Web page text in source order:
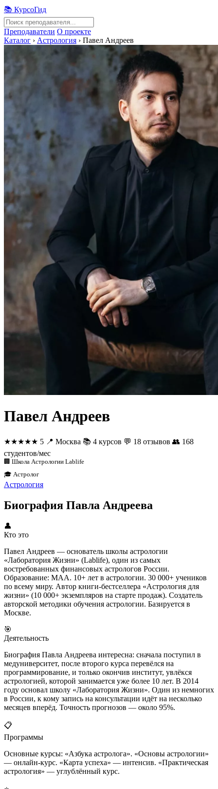
📚 КурсоГид
Преподаватели О проекте
Каталог › Астрология › Павел Андреев
Павел Андреев
★★★★★ 5 📍 Москва 📚 4 курсов 💬 18 отзывов 👥 168
студентов/мес
🏢 Школа Астрологии Lablife
🎓 Астролог
Астрология
Биография Павла Андреева
👤
Кто это
Павел Андреев — основатель школы астрологии
«Лаборатория Жизни» (Lablife), один из самых
востребованных финансовых астрологов России.
Образование: МАА. 10+ лет в астрологии. 30 000+ учеников
по всему миру. Автор книги-бестселлера «Астрология для
жизни» (10 000+ экземпляров на старте продаж). Создатель
авторской методики обучения астрологии. Базируется в
Москве.
🎯
Деятельность
Биография Павла Андреева интересна: сначала поступил в
медуниверситет, после второго курса перевёлся на
программирование, и только окончив институт, увлёкся
астрологией, которой занимается уже более 10 лет. В 2014
году основал школу «Лаборатория Жизни». Один из немногих
в России, к кому запись на консультации идёт на несколько
месяцев вперёд. Точность прогнозов — около 95%.
📋
Программы
Основные курсы: «Азбука астролога». «Основы астрологии»
— онлайн-курс. «Карта успеха» — интенсив. «Практическая
астрология» — углублённый курс.